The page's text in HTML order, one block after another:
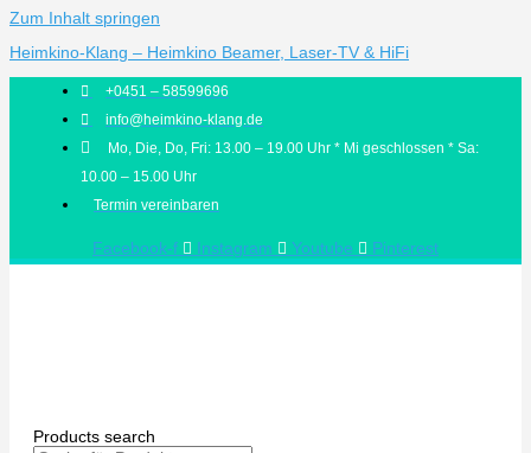
Zum Inhalt springen
Heimkino-Klang – Heimkino Beamer, Laser-TV & HiFi
+0451 – 58599696
info@heimkino-klang.de
Mo, Die, Do, Fri: 13.00 – 19.00 Uhr * Mi geschlossen * Sa:
10.00 – 15.00 Uhr
Termin vereinbaren
Facebook-f Instagram Youtube Pinterest
Products search